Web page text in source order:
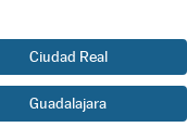
Ciudad Real
Guadalajara